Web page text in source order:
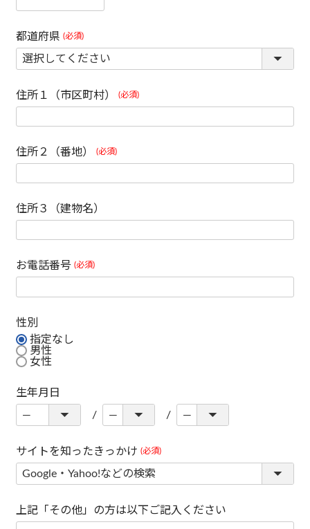
都道府県 (必須)
住所１（市区町村） (必須)
住所２（番地） (必須)
住所３（建物名）
お電話番号 (必須)
性別
指定なし
男性
女性
生年月日
サイトを知ったきっかけ (必須)
上記「その他」の方は以下ご記入ください